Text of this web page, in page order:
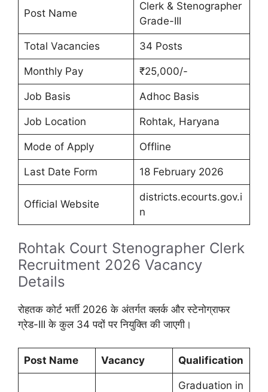
Post Name
Clerk & Stenographer
Grade-III
Total Vacancies 34 Posts
Monthly Pay ₹25,000/-
Job Basis Adhoc Basis
Job Location Rohtak, Haryana
Mode of Apply Offline
Last Date Form 18 February 2026
Official Website
districts.ecourts.gov.i
n
Rohtak Court Stenographer Clerk
Recruitment 2026 Vacancy
Details
रोहतक कोर्ट भर्ती 2026 के अंतर्गत क्लर्क और स्टेनोग्राफर
ग्रेड-III के कुल 34 पदों पर नियुक्ति की जाएगी।
Post Name Vacancy Qualification
Graduation in